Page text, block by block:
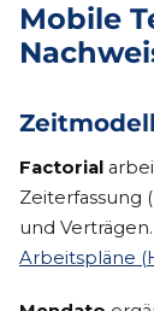
Mobile
Factorial
Zeiterfassung
und
Arbeitspläne